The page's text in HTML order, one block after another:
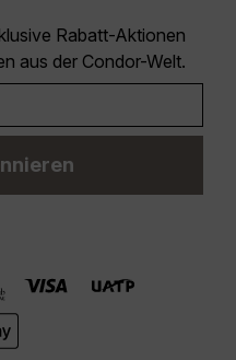
Rabatt-Aktionen
aus der Condor-Welt.